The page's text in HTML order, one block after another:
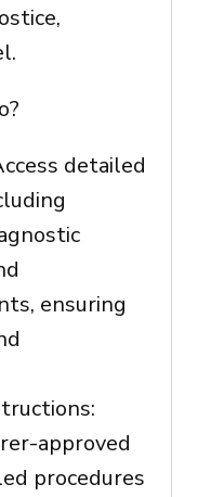
detailed
ensuring
approved
procedures